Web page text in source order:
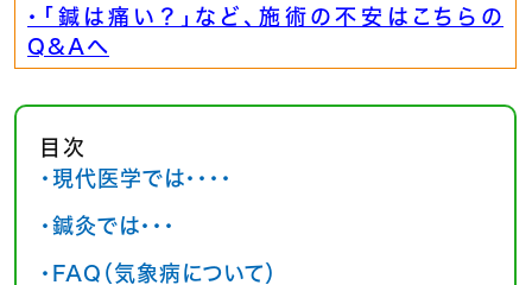
・「鍼は痛い？」など、施術の不安はこちらの
Q&Aへ
目次
・現代医学では・・・・
・鍼灸では・・・
・FAQ（気象病について）